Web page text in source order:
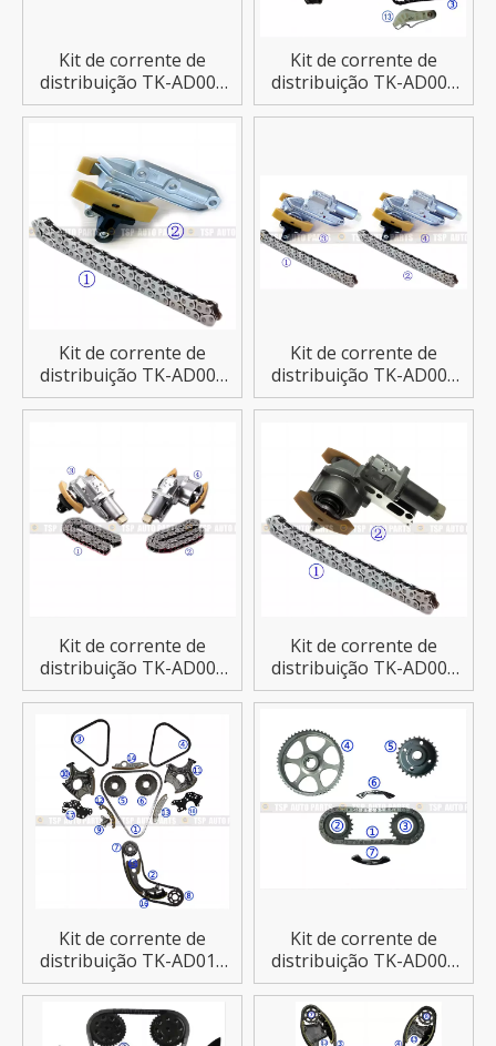
Kit de corrente de
distribuição TK-AD002
para AUDI A3 BMY/BLG
Kit de corrente de
distribuição TK-AD004
para AUDI A4 A5 A6
Kit de corrente de
distribuição TK-AD006
para AUDI A4/TT
Kit de corrente de
distribuição TK-AD007
para AUDI
Kit de corrente de
distribuição TK-AD008
para AUDI A6/S6/A8/S8
Kit de corrente de
distribuição TK-AD009
para AUDI A4/TT
Kit de corrente de
distribuição TK-AD010
para AUDI A6/A4/A8
Kit de corrente de
distribuição TK-AD003
para AUDI A3 A4